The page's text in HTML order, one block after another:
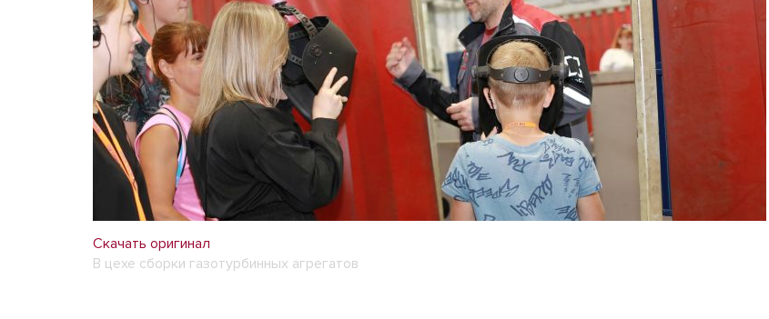
Скачать оригинал
В цехе сборки газотурбинных агрегатов